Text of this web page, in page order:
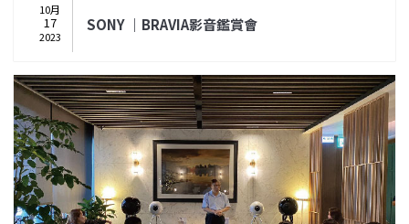
10月
17
2023
SONY ｜BRAVIA影音鑑賞會